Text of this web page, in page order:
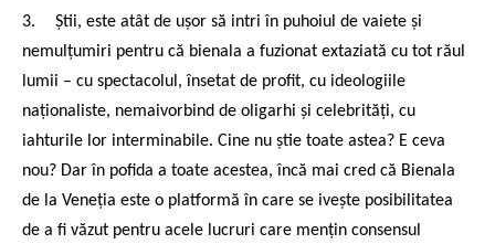
3.
Știi, este atât de ușor să intri în puhoiul de vaiete și
nemulțumiri pentru că bienala a fuzionat extaziată cu tot răul
lumii – cu spectacolul, însetat de profit, cu ideologiile
naționaliste, nemaivorbind de oligarhi și celebrități, cu
iahturile lor interminabile. Cine nu știe toate astea? E ceva
nou? Dar în pofida a toate acestea, încă mai cred că Bienala
de la Veneția este o platformă în care se ivește posibilitatea
de a fi văzut pentru acele lucruri care mențin consensul